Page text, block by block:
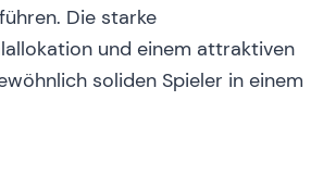
Übernahme von AIGs Validus Re
von Talbot) für 2,985 Mrd.
im Wert von 250 Mio. USD).
Die starke
und einem attraktiven
soliden Spieler in einem